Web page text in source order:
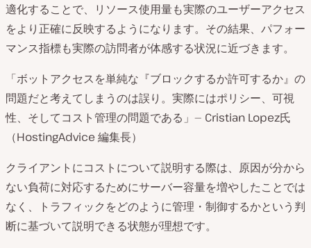
適化することで、リソース使用量も実際のユーザーアクセス
をより正確に反映するようになります。その結果、パフォー
マンス指標も実際の訪問者が体感する状況に近づきます。
「ボットアクセスを単純な『ブロックするか許可するか』の
問題だと考えてしまうのは誤り。実際にはポリシー、可視
性、そしてコスト管理の問題である」— Cristian Lopez氏
（HostingAdvice 編集長）
クライアントにコストについて説明する際は、原因が分から
ない負荷に対応するためにサーバー容量を増やしたことでは
なく、トラフィックをどのように管理・制御するかという判
断に基づいて説明できる状態が理想です。